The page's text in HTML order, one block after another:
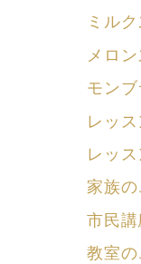
ミル
メロ
モンブ
レッ
レッ
家族の
市民講
教室の